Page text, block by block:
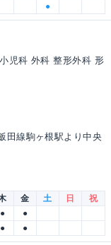
●
児科 外科 整形外科 形
田線駒ヶ根駅より中央
金 土 日
祝
●
●
● ●